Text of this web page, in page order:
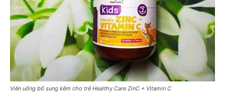
Viên uống bổ sung kẽm cho trẻ Healthy Care ZinC + Vitamin C